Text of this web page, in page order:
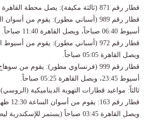
​قطار رقم 871 (ثالثة مكيفة): يصل محطة القاهرة الساعة 09:25 صباحاً.
أسيوط 06:40 صباحاً، ويصل القاهرة 11:40 صباحاً.
ويصل القاهرة 05:05 صباحاً.
أسيوط 23:45، ويصل القاهرة 05:25 صباحاً.
​ثالثاً: مواعيد قطارات التهوية الديناميكية (الروسي)
ويصل القاهرة 03:45 صباحاً (يستمر للإسكندرية ليصلها 07:50 صباحاً).